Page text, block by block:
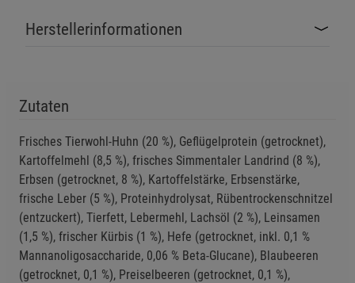
Herstellerinformationen
Zutaten
Frisches Tierwohl-Huhn (20 %), Geflügelprotein (getrocknet),
Kartoffelmehl (8,5 %), frisches Simmentaler Landrind (8 %),
Erbsen (getrocknet, 8 %), Kartoffelstärke, Erbsenstärke,
frische Leber (5 %), Proteinhydrolysat, Rübentrockenschnitzel
(entzuckert), Tierfett, Lebermehl, Lachsöl (2 %), Leinsamen
(1,5 %), frischer Kürbis (1 %), Hefe (getrocknet, inkl. 0,1 %
Mannanoligosaccharide, 0,06 % Beta-Glucane), Blaubeeren
(getrocknet, 0,1 %), Preiselbeeren (getrocknet, 0,1 %),
Marketing Cookies (3)
Beschreibung Marketing Cookies
Cookie-Informationenanzeigen
Datenschutzerklärung Impressum